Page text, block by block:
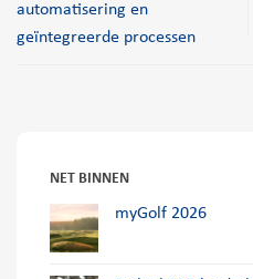
automatisering en
geïntegreerde processen
NET BINNEN
myGolf 2026